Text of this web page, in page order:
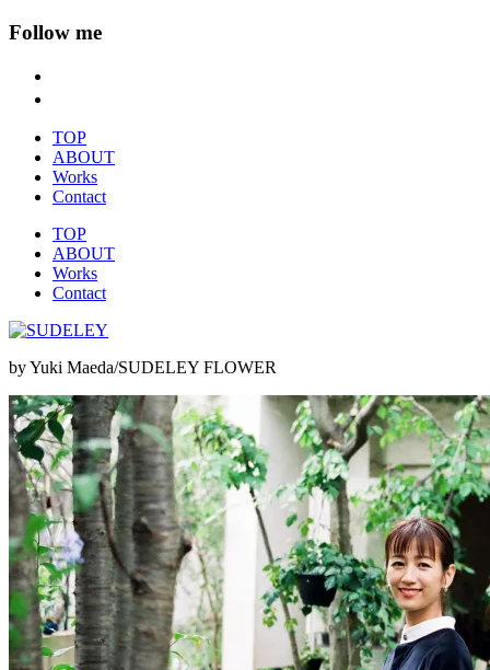
Follow me
TOP
ABOUT
Works
Contact
TOP
ABOUT
Works
Contact
by Yuki Maeda/SUDELEY FLOWER